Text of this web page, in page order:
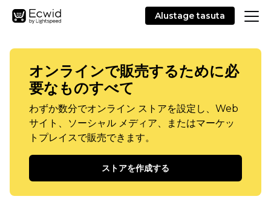
Alustage tasuta
オンラインで販売するために必
要なものすべて
わずか数分でオンライン ストアを設定し、Web
サイト、ソーシャル メディア、またはマーケッ
トプレイスで販売できます。
ストアを作成する